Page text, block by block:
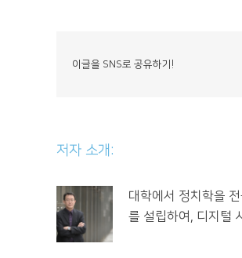
이글을 SNS로 공유하기!
대학에서 정치학을
를 설립하여, 디지털